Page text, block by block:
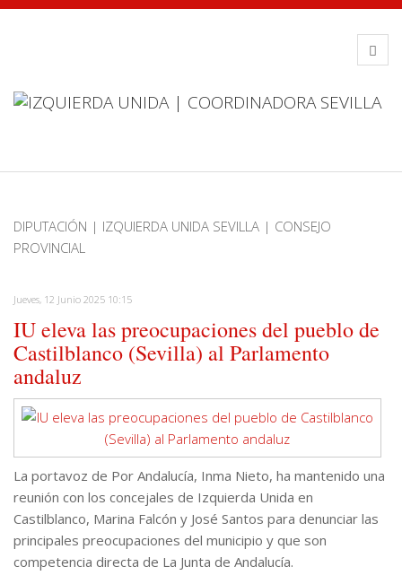
DIPUTACIÓN | IZQUIERDA UNIDA SEVILLA | CONSEJO
PROVINCIAL
Jueves, 12 Junio 2025 10:15
IU eleva las preocupaciones del pueblo de
Castilblanco (Sevilla) al Parlamento
andaluz
La portavoz de Por Andalucía, Inma Nieto, ha mantenido una
reunión con los concejales de Izquierda Unida en
Castilblanco, Marina Falcón y José Santos para denunciar las
principales preocupaciones del municipio y que son
competencia directa de La Junta de Andalucía.